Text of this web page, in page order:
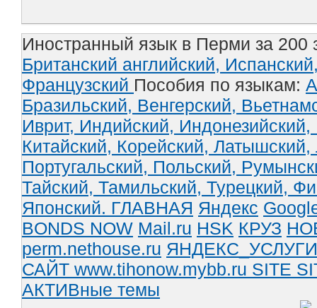
Иностранный язык в Перми за 200
Британский английский,
Французский Пособия по языкам:
Бразильский, Венгерский,
Иврит, Индийский, Индонезийский,
Китайский, Корейский, Латышский,
Португальский, Польский,
Тайский, Тамильский, Турецкий,
Японский. ГЛАВНАЯ Яндекс
BONDS NOW Mail.ru HSK КРУЗ
perm.nethouse.ru ЯНДЕКС_УСЛУГИ
САЙТ www.tihonow.mybb.ru SITE
АКТИВные темы